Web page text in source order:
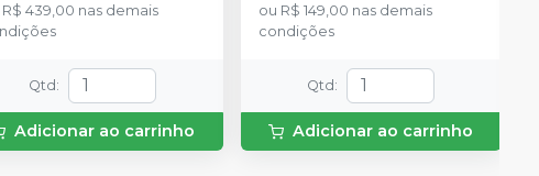
R$ 439,00 nas demais
Qtd :
Adicionar ao carrinho
ou R$ 149,00 nas demais
condições
Qtd :
Adicionar ao carrinho